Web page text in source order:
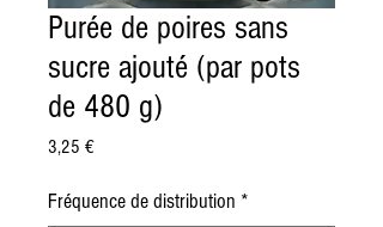
Purée de poires sans
sucre ajouté (par pots
de 480 g)
3,25 €Prix
Fréquence de distribution *